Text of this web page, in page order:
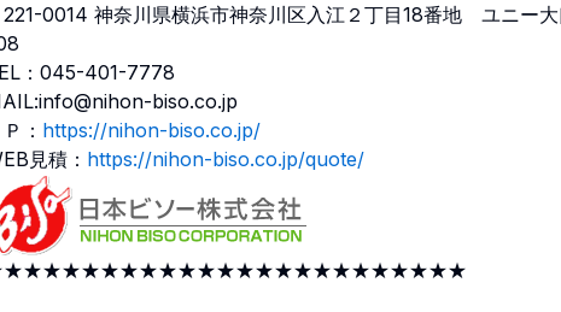
221-0014 神奈川県横浜市神奈川区入江２丁目18番地 ユニー
：045-401-7778
biso.co.jp
Ｐ： https://nihon-biso.co.jp/
見積： https://nihon-biso.co.jp/quote/